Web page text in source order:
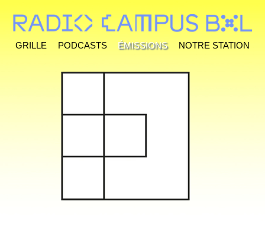
Grille Podcasts Émissions Notre station